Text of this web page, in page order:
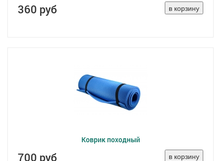
360 руб
Коврик походный
700 руб